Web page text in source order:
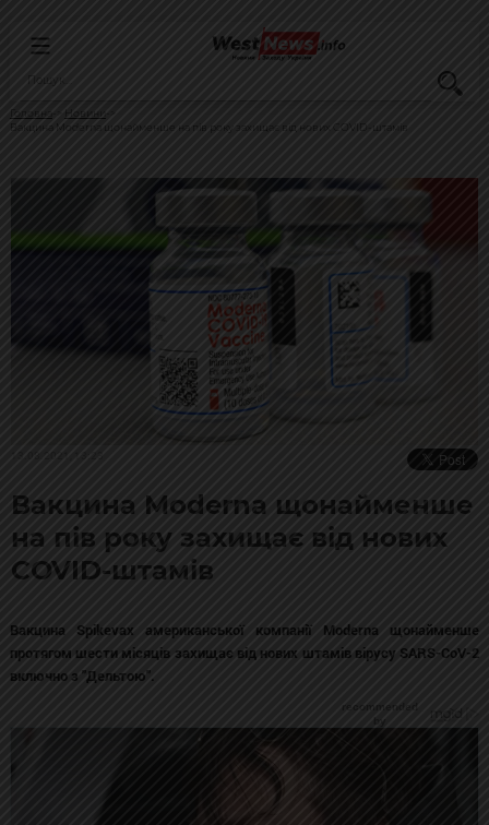
Головна
Новини
Вакцина Moderna щонайменше на пів року захищає від нових COVID-штамів
Вакцина Moderna щонайменше
на пів року захищає від нових
COVID-штамів
Вакцина Spikevax американської компанії Moderna щонайменше
протягом шести місяців захищає від нових штамів вірусу SARS-CoV-2
включно з "Дельтою".